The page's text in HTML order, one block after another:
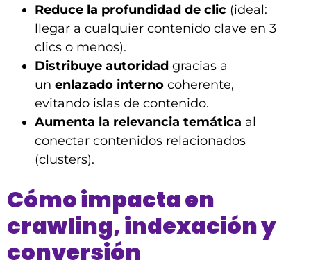
Reduce la profundidad de clic (ideal:
llegar a cualquier contenido clave en 3
clics o menos).
Distribuye autoridad gracias a
un enlazado interno coherente,
evitando islas de contenido.
Aumenta la relevancia temática al
conectar contenidos relacionados
(clusters).
Cómo impacta en
crawling, indexación y
conversión